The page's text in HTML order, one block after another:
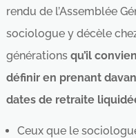
rendu de l’Assemblée
sociologue y décèle
générations qu’il
définir en prenant
dates de retraite
Ceux que le